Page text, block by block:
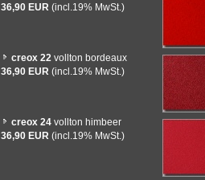
36,90 EUR (incl.19% MwSt.)
creox 22 vollton bordeaux
36,90 EUR (incl.19% MwSt.)
creox 24 vollton himbeer
36,90 EUR (incl.19% MwSt.)